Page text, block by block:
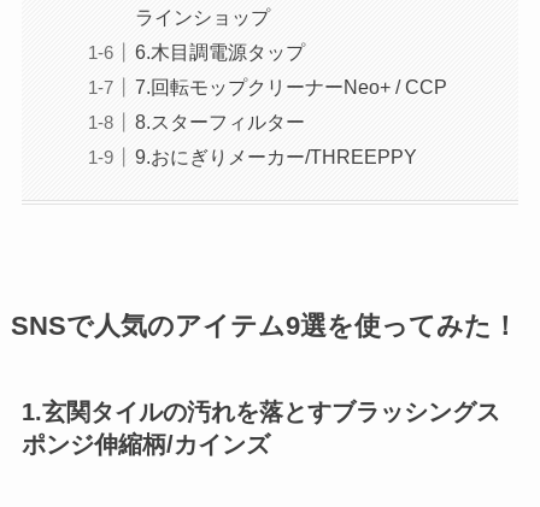
ラインショップ
6.木目調電源タップ
7.回転モップクリーナーNeo+ / CCP
8.スターフィルター
9.おにぎりメーカー/THREEPPY
SNSで人気のアイテム9選を使ってみた！
1.玄関タイルの汚れを落とすブラッシングス
ポンジ伸縮柄/カインズ